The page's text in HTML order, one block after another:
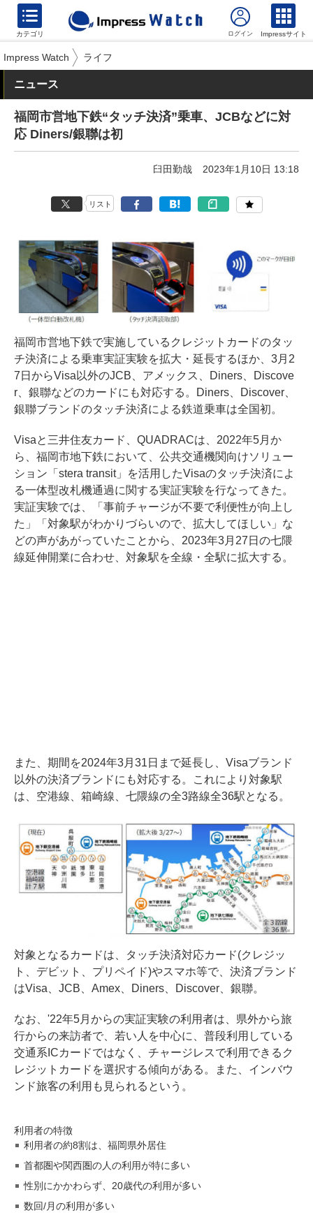
カテゴリ Impressサイト
Impress Watch ライフ
ニュース
福岡市営地下鉄“タッチ決済”乗車、JCBなどに対
応 Diners/銀聯は初
臼田勤哉 2023年1月10日 13:18
リスト
福岡市営地下鉄で実施しているクレジットカードのタッ
チ決済による乗車実証実験を拡大・延長するほか、3月2
7日からVisa以外のJCB、アメックス、Diners、Discove
r、銀聯などのカードにも対応する。Diners、Discover、
銀聯ブランドのタッチ決済による鉄道乗車は全国初。
Visaと三井住友カード、QUADRACは、2022年5月か
ら、福岡市地下鉄において、公共交通機関向けソリュー
ション「stera transit」を活用したVisaのタッチ決済によ
る一体型改札機通過に関する実証実験を行なってきた。
実証実験では、「事前チャージが不要で利便性が向上し
た」「対象駅がわかりづらいので、拡大してほしい」な
どの声があがっていたことから、2023年3月27日の七隈
線延伸開業に合わせ、対象駅を全線・全駅に拡大する。
また、期間を2024年3月31日まで延長し、Visaブランド
以外の決済ブランドにも対応する。これにより対象駅
は、空港線、箱崎線、七隈線の全3路線全36駅となる。
対象となるカードは、タッチ決済対応カード(クレジッ
ト、デビット、プリペイド)やスマホ等で、決済ブランド
はVisa、JCB、Amex、Diners、Discover、銀聯。
なお、'22年5月からの実証実験の利用者は、県外から旅
行からの来訪者で、若い人を中心に、普段利用している
交通系ICカードではなく、チャージレスで利用できるク
レジットカードを選択する傾向がある。また、インバウ
ンド旅客の利用も見られるという。
利用者の特徴
利用者の約8割は、福岡県外居住
首都圏や関西圏の人の利用が特に多い
性別にかかわらず、20歳代の利用が多い
数回/月の利用が多い